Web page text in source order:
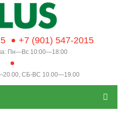
+7 (901) 547-2015
Пн—Вс 10:00—18:00
СБ-ВС 10.00—19.00